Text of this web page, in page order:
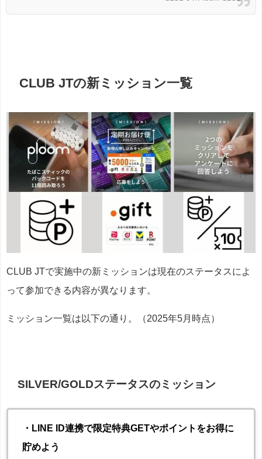
CLUB JTの新ミッション一覧
CLUB JTで実施中の新ミッションは現在のステータスによ
って参加できる内容が異なります。
ミッション一覧は以下の通り。（2025年5月時点）
SILVER/GOLDステータスのミッション
・LINE ID連携で限定特典GETやポイントをお得に
貯めよう